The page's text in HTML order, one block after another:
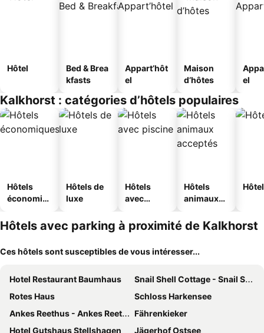
Hôtel
Bed & Brea
kfasts
Appart’hôt
el
Maison
d’hôtes
el
Kalkhorst : catégories d’hôtels populaires
Hôtels
économiq
Hôtels de
luxe
Hôtels
avec
Hôtels
animaux
Hôtels avec parking à proximité de Kalkhorst
Ces hôtels sont susceptibles de vous intéresser...
Hotel Restaurant Baumhaus
Snail Shell Cottage - Snail Shell Cottage
Rotes Haus
Schloss Harkensee
Ankes Reethus - Ankes Reethus
Fährenkieker
Hotel Gutshaus Stellshagen
Jägerhof Ostsee